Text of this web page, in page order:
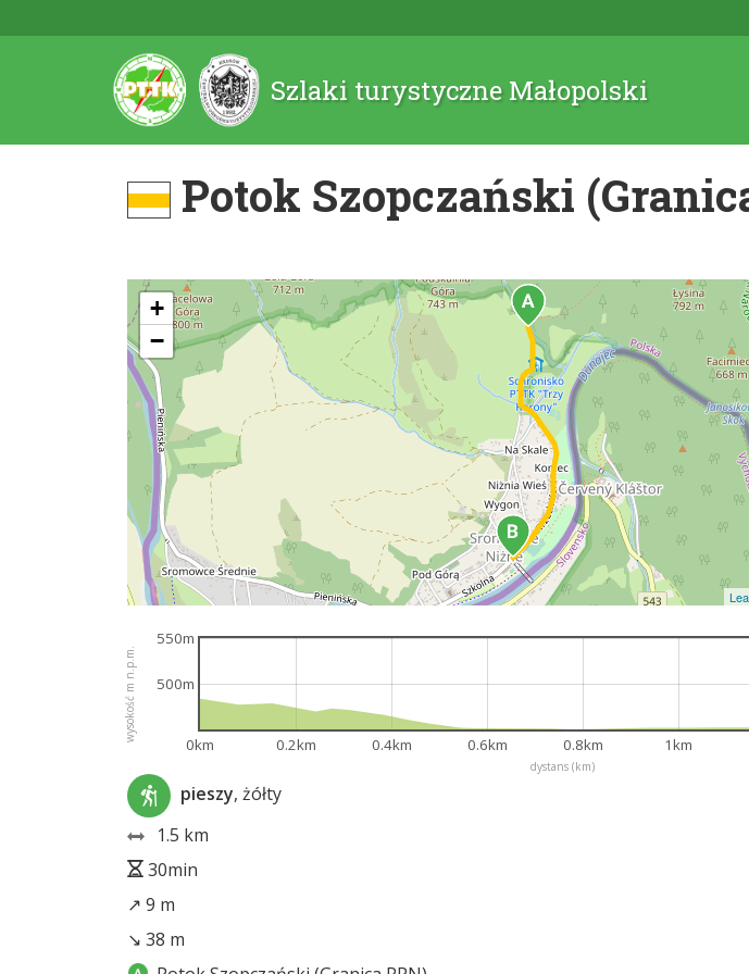
Szlaki turystyczne Małopolski
Potok Szopczański
+
−
dystans (km)
wysokość m n.p.m.
0km 0.2km 0.4km 0.6km 0.8km 1km
500m
550m
pieszy, żółty
1.5 km
30min
↗ 9 m
↘ 38 m